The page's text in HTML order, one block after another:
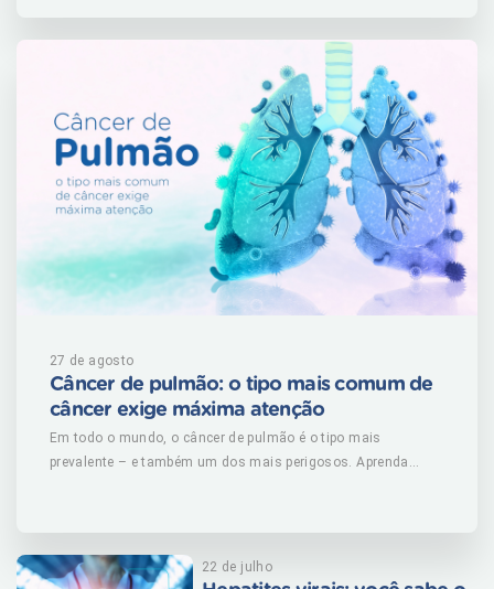
27 de agosto
Câncer de pulmão: o tipo mais comum de
câncer exige máxima atenção
Em todo o mundo, o câncer de pulmão é o tipo mais
prevalente – e também um dos mais perigosos. Aprenda
22 de julho